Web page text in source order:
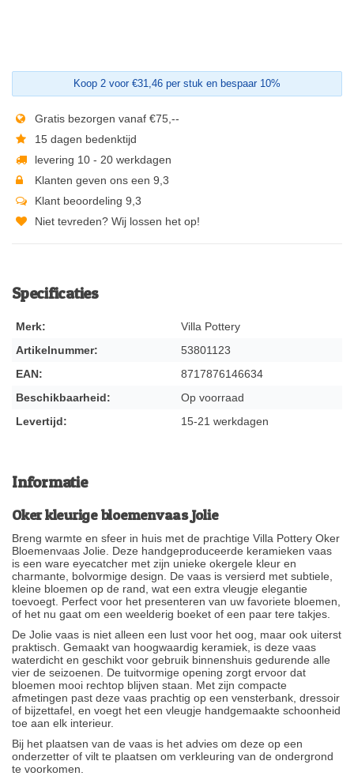
Koop 2 voor €31,46 per stuk en bespaar 10%
Gratis bezorgen vanaf €75,--
15 dagen bedenktijd
levering 10 - 20 werkdagen
Klanten geven ons een 9,3
Klant beoordeling 9,3
Niet tevreden? Wij lossen het op!
Specificaties
Merk:
Villa Pottery
Artikelnummer:
53801123
EAN:
8717876146634
Beschikbaarheid:
Op voorraad
Levertijd:
15-21 werkdagen
Informatie
Oker kleurige bloemenvaas Jolie
Breng warmte en sfeer in huis met de prachtige Villa Pottery Oker
Bloemenvaas Jolie. Deze handgeproduceerde keramieken vaas
is een ware eyecatcher met zijn unieke okergele kleur en
charmante, bolvormige design. De vaas is versierd met subtiele,
kleine bloemen op de rand, wat een extra vleugje elegantie
toevoegt. Perfect voor het presenteren van uw favoriete bloemen,
of het nu gaat om een weelderig boeket of een paar tere takjes.
De Jolie vaas is niet alleen een lust voor het oog, maar ook uiterst
praktisch. Gemaakt van hoogwaardig keramiek, is deze vaas
waterdicht en geschikt voor gebruik binnenshuis gedurende alle
vier de seizoenen. De tuitvormige opening zorgt ervoor dat
bloemen mooi rechtop blijven staan. Met zijn compacte
afmetingen past deze vaas prachtig op een vensterbank, dressoir
of bijzettafel, en voegt het een vleugje handgemaakte schoonheid
toe aan elk interieur.
Bij het plaatsen van de vaas is het advies om deze op een
onderzetter of vilt te plaatsen om verkleuring van de ondergrond
te voorkomen.